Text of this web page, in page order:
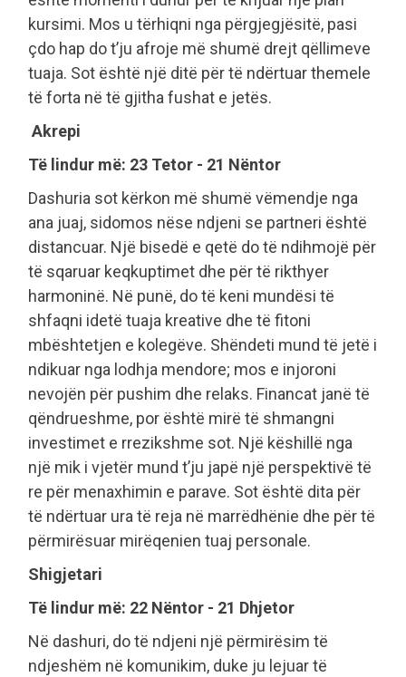
kursimi. Mos u tërhiqni nga përgjegjësitë, pasi
çdo hap do t’ju afroje më shumë drejt qëllimeve
tuaja. Sot është një ditë për të ndërtuar themele
të forta në të gjitha fushat e jetës.
Akrepi
Të lindur më: 23 Tetor - 21 Nëntor
Dashuria sot kërkon më shumë vëmendje nga
ana juaj, sidomos nëse ndjeni se partneri është
distancuar. Një bisedë e qetë do të ndihmojë për
të sqaruar keqkuptimet dhe për të rikthyer
harmoninë. Në punë, do të keni mundësi të
shfaqni idetë tuaja kreative dhe të fitoni
mbështetjen e kolegëve. Shëndeti mund të jetë i
ndikuar nga lodhja mendore; mos e injoroni
nevojën për pushim dhe relaks. Financat janë të
qëndrueshme, por është mirë të shmangni
investimet e rrezikshme sot. Një këshillë nga
një mik i vjetër mund t’ju japë një perspektivë të
re për menaxhimin e parave. Sot është dita për
të ndërtuar ura të reja në marrëdhënie dhe për të
përmirësuar mirëqenien tuaj personale.
Shigjetari
Të lindur më: 22 Nëntor - 21 Dhjetor
Në dashuri, do të ndjeni një përmirësim të
ndjeshëm në komunikim, duke ju lejuar të